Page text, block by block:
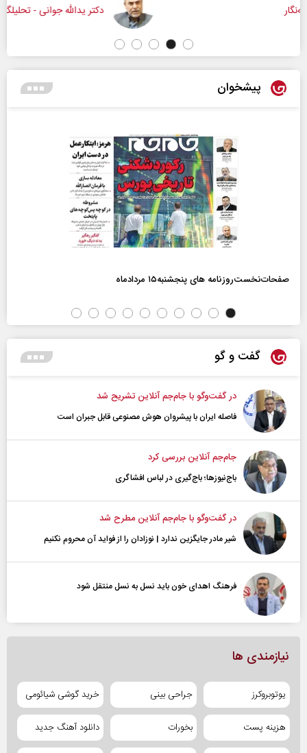
دکتر یدالله جوانی - تحلیلگر مسائل سیاسی
پیشخوان
صفحات‌نخست‌روزنامه ها‌ی پنجشنبه‌۱۵ مردادماه
گفت و گو
در گفت‌و‌گو با جام‌جم آنلاین تشریح شد
فاصله ایران با پیشرو‌ان هوش مصنوعی قابل جبران است
جام‌جم آنلاین بررسی کرد
باج‌نیوزها؛ باج‌گیری در لباس افشاگری
در گفت‌و‌گو با جام‌جم آنلاین مطرح شد
شیر مادر جایگزین ندارد | نوزادان را از فواید آن محروم نکنیم
فرهنگ اهدای خون باید نسل به نسل منتقل شود
نیازمندی ها
یوتوبروکرز جراحی بینی خرید گوشی شیائومی
هزینه پست بخورات دانلود آهنگ جدید